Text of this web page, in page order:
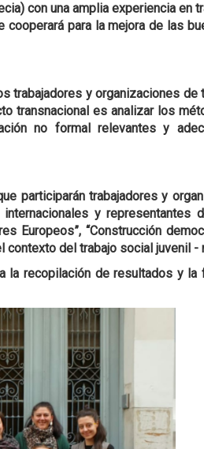
con una amplia experiencia
para la mejora de las
trabajadores y organizaciones
transnacional es analizar los
no formal relevantes y
participarán trabajadores y
y
Europeos”, “Construcción
contexto del trabajo social juvenil -
la recopilación de resultados y